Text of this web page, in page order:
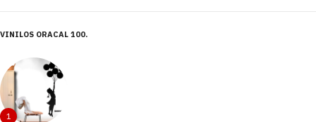
VINILOS ORACAL 100
1